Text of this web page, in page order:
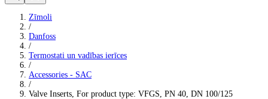
Zīmoli
/
Danfoss
/
Termostati un vadības ierīces
/
Accessories - SAC
/
Valve Inserts, For product type: VFGS, PN 40, DN 100/125